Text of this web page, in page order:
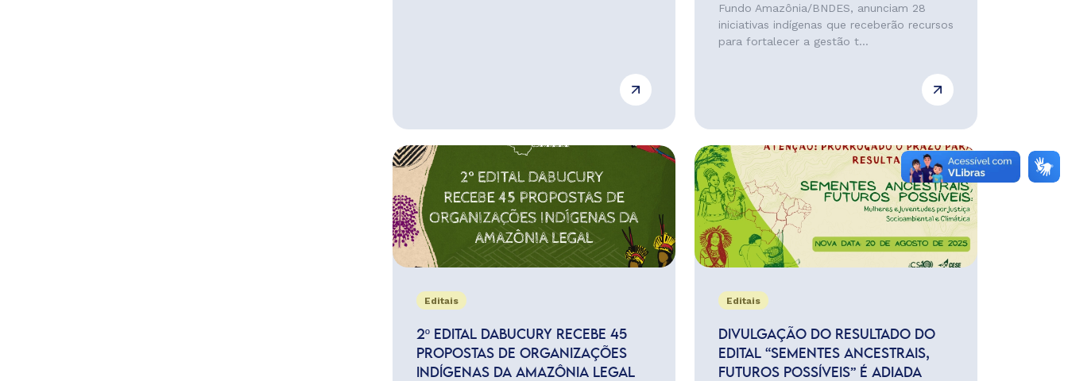
Fundo Amazônia/BNDES, anunciam 28
iniciativas indígenas que receberão recursos
para fortalecer a gestão t...
Editais
2º EDITAL DABUCURY RECEBE 45
PROPOSTAS DE ORGANIZAÇÕES
INDÍGENAS DA AMAZÔNIA LEGAL
Editais
DIVULGAÇÃO DO RESULTADO DO
EDITAL “SEMENTES ANCESTRAIS,
FUTUROS POSSÍVEIS” É ADIADA